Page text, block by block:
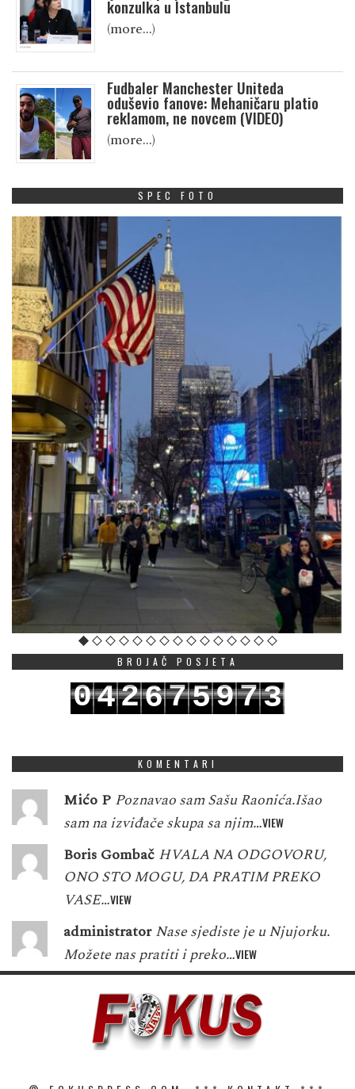
konzulka u Istanbulu
(more…)
Fudbaler Manchester Uniteda
oduševio fanove: Mehaničaru platio
reklamom, ne novcem (VIDEO)
(more…)
SPEC FOTO
BROJAČ POSJETA
042675973
KOMENTARI
Mićo P Poznavao sam Sašu Raonića.Išao
sam na izviđače skupa sa njim…VIEW
Boris Gombač HVALA NA ODGOVORU,
ONO STO MOGU, DA PRATIM PREKO
VASE…VIEW
administrator Nase sjediste je u Njujorku.
Možete nas pratiti i preko…VIEW